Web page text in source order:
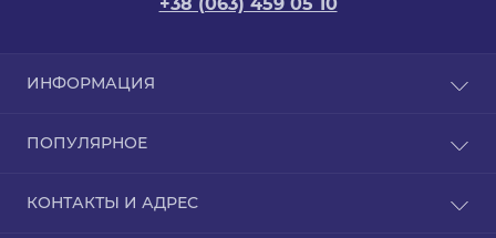
ИНФОРМАЦИЯ
Отзывы
Политика конфиденциальности
ПОПУЛЯРНОЕ
Упаковка для суши
КОНТАКТЫ И АДРЕС